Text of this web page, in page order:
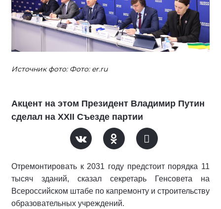
Источник фото: Фото: er.ru
Акцент на этом Президент Владимир Путин
сделал на XXII Съезде партии
Отремонтировать к 2031 году предстоит порядка 11
тысяч зданий, сказал секретарь Генсовета на
Всероссийском штабе по капремонту и строительству
образовательных учреждений.